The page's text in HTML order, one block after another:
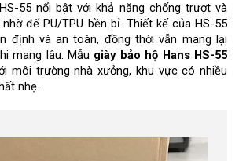
55 nổi bật với khả năng chống trượt và
đế PU/TPU bền bỉ. Thiết kế của HS-55
định và an toàn, đồng thời vẫn mang lại
mang lâu. Mẫu giày bảo hộ Hans HS-55
môi trường nhà xưởng, khu vực có nhiều
nhẹ.